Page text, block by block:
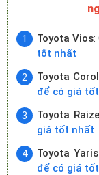
Toyota Vios:
tốt nhất
Toyota
để có giá
Toyota Raize
giá tốt nhất
Toyota
để có giá